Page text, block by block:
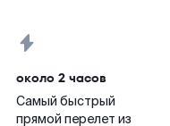
около 2 часов
Самый быстрый
прямой перелет из